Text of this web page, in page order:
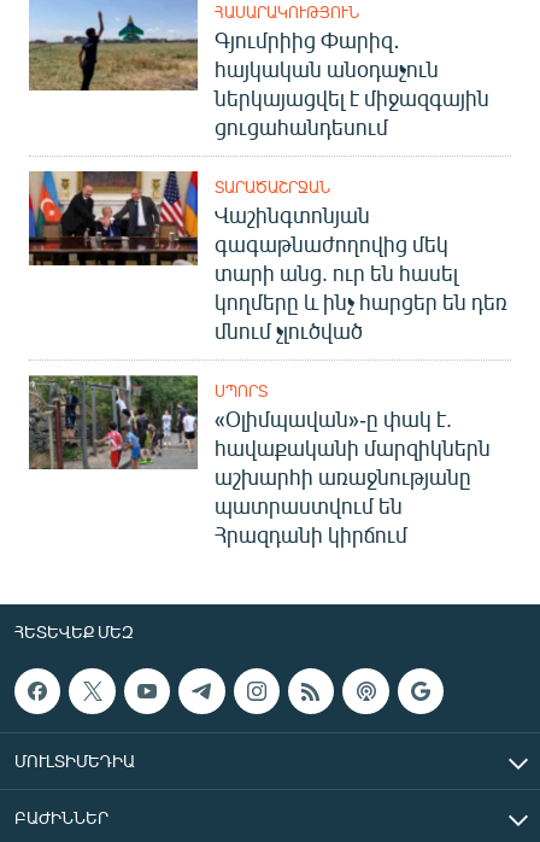
ՀԱՍԱՐԱԿՈՒԹՅՈՒՆ
Գյումրիից Փարիզ․
հայկական անօդաչուն
ներկայացվել է միջազգային
ցուցահանդեսում
ՏԱՐԱԾԱՇՐՋԱՆ
Վաշինգտոնյան
գագաթնաժողովից մեկ
տարի անց. ուր են հասել
կողմերը և ինչ հարցեր են դեռ
մնում չլուծված
ՍՊՈՐՏ
«Օլիմպավան»-ը փակ է.
հավաքականի մարզիկներն
աշխարհի առաջնությանը
պատրաստվում են
Հրազդանի կիրճում
ՀԵՏԵՎԵՔ ՄԵԶ
ՄՈՒԼՏԻՄԵԴԻԱ
ԲԱԺԻՆՆԵՐ